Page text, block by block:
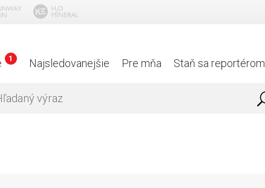
1 Najsledovanejšie Pre mňa Staň sa reportérom